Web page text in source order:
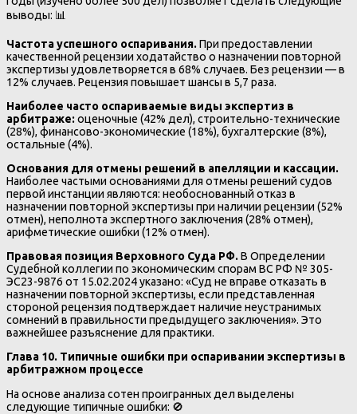
выводы: 📊
Частота успешного оспаривания.При предоставлении
качественной рецензии ходатайство о назначении повторной
экспертизы удовлетворяется в 68% случаев. Без рецензии — в
12% случаев. Рецензия повышает шансы в 5,7 раза.
Наиболее часто оспариваемые виды экспертиз в
арбитраже:оценочные (42% дел), строительно-технические
(28%), финансово-экономические (18%), бухгалтерские (8%),
остальные (4%).
Основания для отмены решений в апелляции и кассации.
Наиболее частыми основаниями для отмены решений судов
первой инстанции являются: необоснованный отказ в
назначении повторной экспертизы при наличии рецензии (52%
отмен), неполнота экспертного заключения (28% отмен),
арифметические ошибки (12% отмен).
Правовая позиция Верховного Суда РФ.В Определении
Судебной коллегии по экономическим спорам ВС РФ № 305-
ЭС23-9876 от 15.02.2024 указано: «Суд не вправе отказать в
назначении повторной экспертизы, если представленная
стороной рецензия подтверждает наличие неустранимых
сомнений в правильности предыдущего заключения». Это
важнейшее разъяснение для практики.
Глава 10. Типичные ошибки при оспаривании экспертизы в
арбитражном процессе
На основе анализа сотен проигранных дел выделены
следующие типичные ошибки: 🚫